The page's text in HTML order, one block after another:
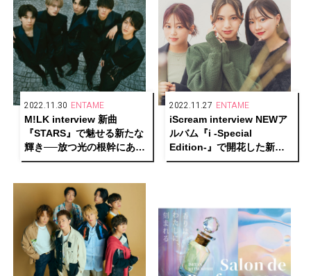
2022.11.30 ENTAME
M!LK interview 新曲
『STARS』で魅せる新たな
輝き──放つ光の根幹にある
もの
2022.11.27 ENTAME
iScream interview NEWア
ルバム『i -Special
Edition-』で開花した新た
な表現と可能性